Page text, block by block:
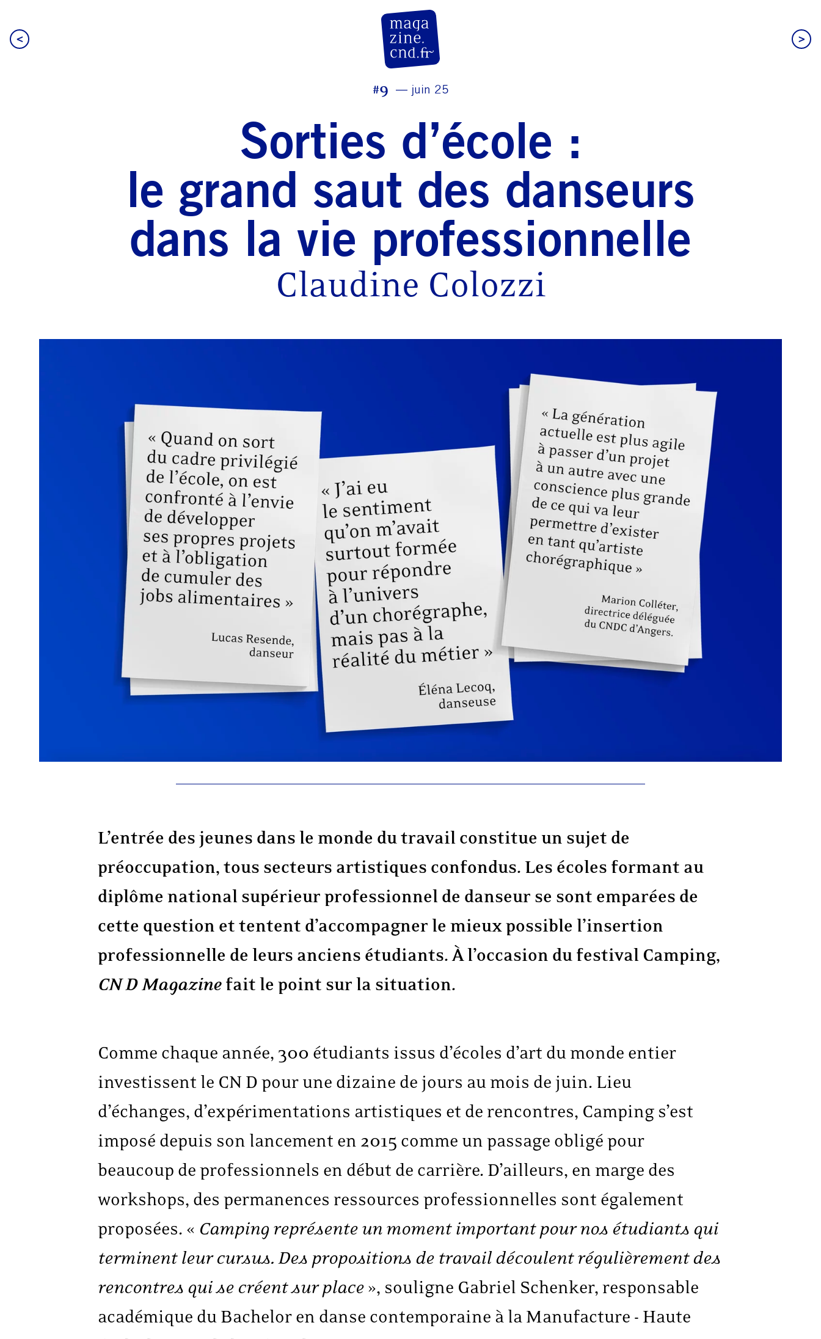
< >
#9 juin 25
Sorties d’école :
le grand saut des danseurs
dans la vie professionnelle
Claudine Colozzi
L’entrée des jeunes dans le monde du travail constitue un sujet de
préoccupation, tous secteurs artistiques confondus. Les écoles formant au
diplôme national supérieur professionnel de danseur se sont emparées de
cette question et tentent d’accompagner le mieux possible l’insertion
professionnelle de leurs anciens étudiants. À l’occasion du festival Camping,
CN D Magazine fait le point sur la situation.
Comme chaque année, 300 étudiants issus d’écoles d’art du monde entier
investissent le CN D pour une dizaine de jours au mois de juin. Lieu
d’échanges, d’expérimentations artistiques et de rencontres, Camping s’est
imposé depuis son lancement en 2015 comme un passage obligé pour
beaucoup de professionnels en début de carrière. D’ailleurs, en marge des
workshops, des permanences ressources professionnelles sont également
proposées. « Camping représente un moment important pour nos étudiants qui
terminent leur cursus. Des propositions de travail découlent régulièrement des
rencontres qui se créent sur place », souligne Gabriel Schenker, responsable
académique du Bachelor en danse contemporaine à la Manufacture - Haute